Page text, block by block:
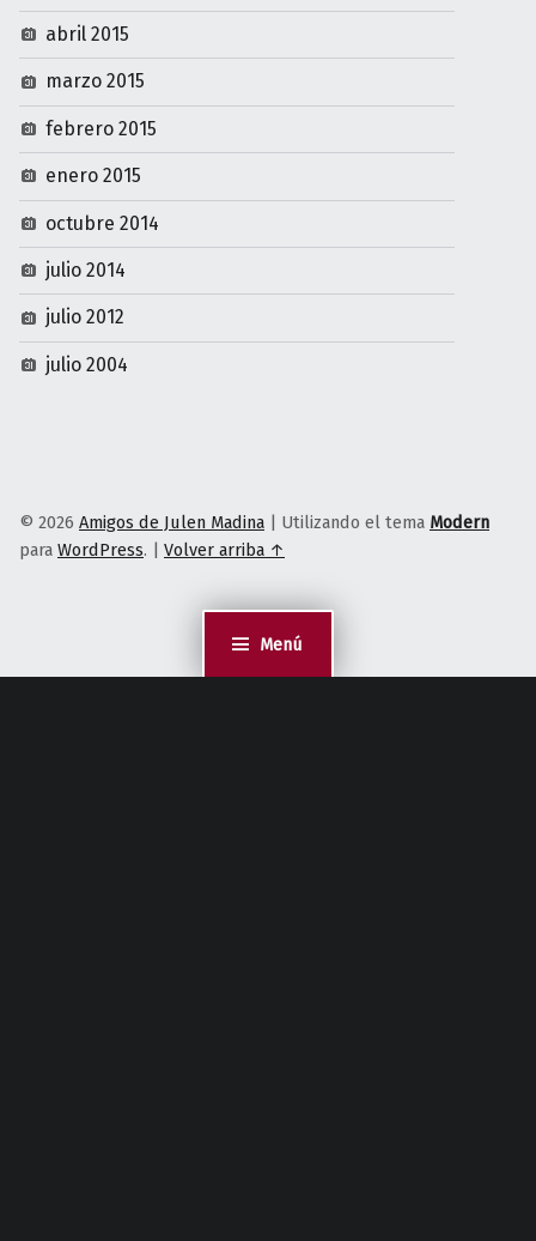
Menú
abril 2015
marzo 2015
febrero 2015
enero 2015
octubre 2014
julio 2014
julio 2012
julio 2004
© 2026 Amigos de Julen Madina | Utilizando el tema Modern
para WordPress. | Volver arriba ↑